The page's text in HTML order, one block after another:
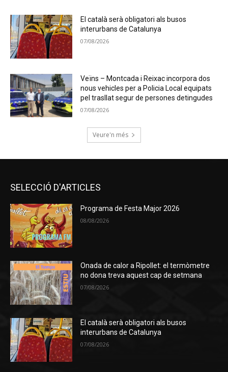
El català serà obligatori als busos
interurbans de Catalunya
07/08/2026
Veïns – Montcada i Reixac incorpora dos
nous vehicles per a Policia Local equipats
pel trasllat segur de persones detingudes
07/08/2026
Veure'n més
SELECCIÓ D'ARTICLES
Programa de Festa Major 2026
08/08/2026
Onada de calor a Ripollet: el termòmetre
no dona treva aquest cap de setmana
07/08/2026
El català serà obligatori als busos
interurbans de Catalunya
07/08/2026